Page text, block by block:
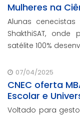
Mulheres na
Alunas
ShakthiSAT,
satélite 100%
07/04/2025
CNEC oferta
Escolar e
Voltado para